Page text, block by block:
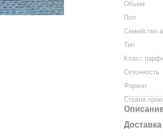
Объем
Пол
Семейство
Тип
Класс
Сезонность
Формат
Страна
Доставка